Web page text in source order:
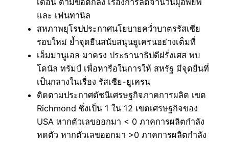
และ เฟนทานิล
สหภาพยุโรปประกาศนโยบายคว่ำบาตรรัสเซีย
รอบใหม่ ย้ำจุดยืนสนับสนุนยูเครนอย่างเต็มที่
เอ็มมานูเอล มาครง ประธานาธิปดีฝรั่งเศส พบ
โดนัล ทรัมป์ เพื่อหารือในการให้ สหรัฐ มีจุดยืนที่
เป็นกลางในเรื่อง รัสเซีย-ยูเครน
ติดตามประกาศดัชนีเศรษฐกิจภาคการผลิต เขต
Richmond ซึ่งเป็น 1 ใน 12 เขตเศรษฐกิจของ
USA หากตัวเลขออกมา < 0 ภาคการผลิตกำลัง
หดตัว หากตัวเลขออกมา >0 ภาคการผลิตกำลัง